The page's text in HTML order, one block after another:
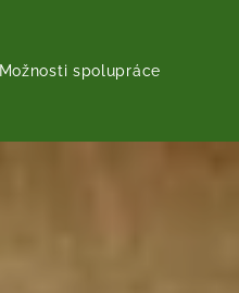
Možnosti spolupráce